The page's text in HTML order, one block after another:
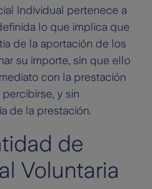
Individual pertenece a
lo que implica que
de la aportación de los
su importe, sin que ello
con la prestación
y sin
de la prestación.
de
Voluntaria